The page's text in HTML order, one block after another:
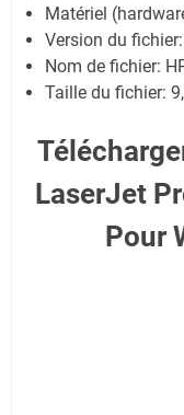
Matériel
Version du
Nom de fichier:
Taille du fichier:
LaserJet
Pour